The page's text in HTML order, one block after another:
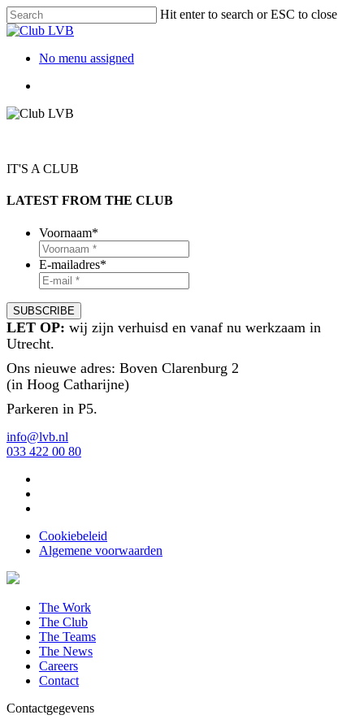
Hit enter to search or ESC to close
No menu assigned
IT'S A CLUB
LATEST FROM THE CLUB
Voornaam*
E-mailadres*
LET OP: wij zijn verhuisd en vanaf nu werkzaam in
Utrecht.
Ons nieuwe adres: Boven Clarenburg 2
(in Hoog Catharijne)
Parkeren in P5.
info@lvb.nl
033 422 00 80
Cookiebeleid
Algemene voorwaarden
The Work
The Club
The Teams
The News
Careers
Contact
Contactgegevens